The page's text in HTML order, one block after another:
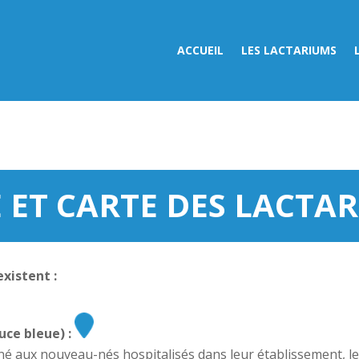
ACCUEIL LES LACTARIUMS
ET CARTE DES
:
bleue) :
aux nouveau-nés hospitalisés dans leur établissement,